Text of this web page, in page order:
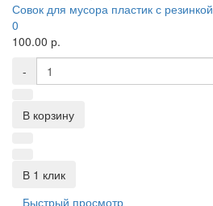
Совок для мусора пластик с резинкой
0
100.00 р.
-
В корзину
В 1 клик
Быстрый просмотр